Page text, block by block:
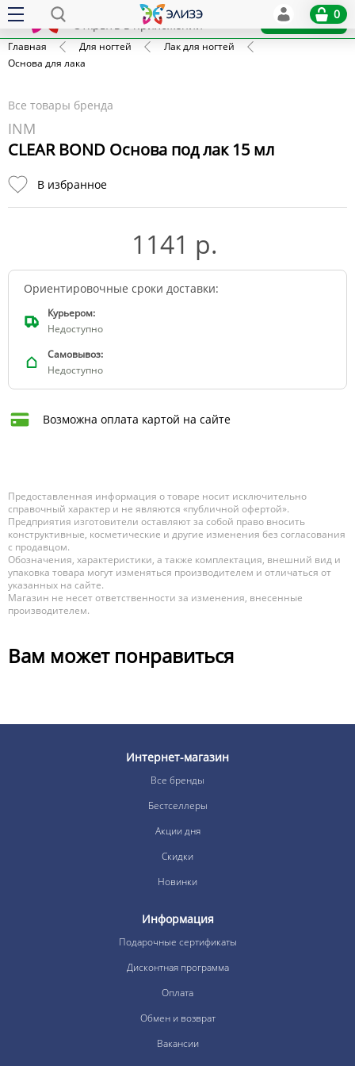
x
Открыть в приложении
Установить
0
Главная Для ногтей
Лак для ногтей
Основа для лака
Все товары бренда
INM
CLEAR BOND Основа под лак 15 мл
В избранное
1141 р.
Ориентировочные сроки доставки:
Курьером:
Недоступно
Самовывоз:
Недоступно
Возможна оплата картой на сайте
Предоставленная информация о товаре носит исключительно
справочный характер и не являются «публичной офертой».
Предприятия изготовители оставляют за собой право вносить
конструктивные, косметические и другие изменения без согласования
с продавцом.
Обозначения, характеристики, а также комплектация, внешний вид и
упаковка товара могут изменяться производителем и отличаться от
указанных на сайте.
Магазин не несет ответственности за изменения, внесенные
производителем.
Вам может понравиться
Интернет-магазин
Все бренды
Бестселлеры
Акции дня
Скидки
Новинки
Информация
Подарочные сертификаты
Дисконтная программа
Оплата
Обмен и возврат
Вакансии